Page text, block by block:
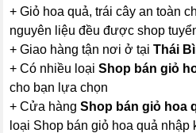
+ Giỏ hoa quả, trái cây an toàn
nguyên liệu đều được shop
+ Giao hàng tận nơi ở tạiThái
+ Có nhiều loạiShop bán giỏ
cho bạn lựa chọn
+ Cửa hàngShop bán giỏ hoa
loại Shop bán giỏ hoa quả